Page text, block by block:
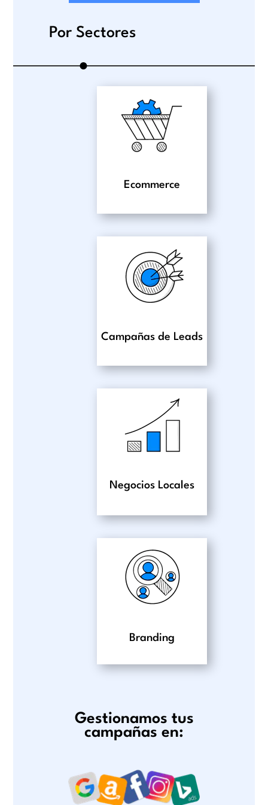
Por Sectores
●
Ecommerce
Campañas de Leads
Negocios Locales
Branding
Gestionamos tus
campañas en: